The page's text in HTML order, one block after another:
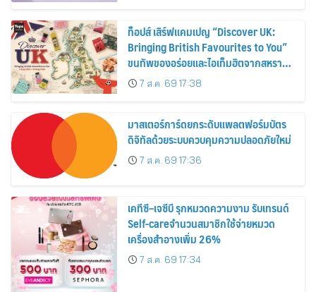
ท็อปส์ เสิร์ฟแคมเปญ “Discover UK:
Bringing British Favourites to You”
ขนทัพของอร่อยและไอเท็มฮิตจากสหราช
อาณาจักร ส่งตรงถึงมือตั้งแต่วันนี้ – 18
สิงหาคมนี้
7 ส.ค. 69 17:38
มาสเตอร์การ์ดยกระดับแพลตฟอร์มบัตร
ดิจิทัลด้วยระบบควบคุมความปลอดภัยใหม่
7 ส.ค. 69 17:36
เคทีซี–เจซีบี รุกหมวดความงาม รับเทรนด์
Self-careจำนวนสมาชิกใช้จ่ายหมวด
เครื่องสำอางเพิ่ม 26%
7 ส.ค. 69 17:34